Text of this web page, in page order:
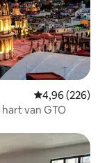
Gemiddelde
4,96 (226)
van GTO